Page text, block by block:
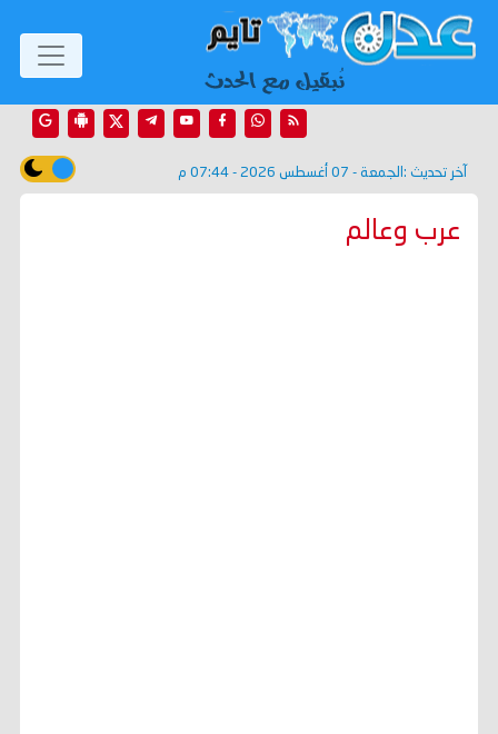
آخر تحديث : الجمعة - 07 أغسطس 2026 - 07:44 م
عرب وعالم